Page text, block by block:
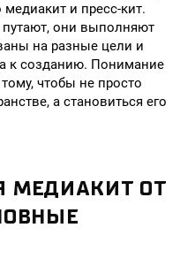
и пресс-кит.
путают, они выполняют
на разные цели и
к созданию. Понимание
чтобы не просто
а становиться его
МЕДИАКИТ ОТ